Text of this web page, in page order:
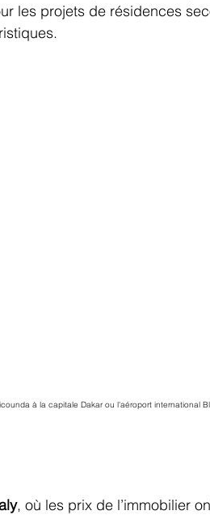
les projets de résidences
à la capitale Dakar ou l'aéroport international
, où les prix de l’immobilier